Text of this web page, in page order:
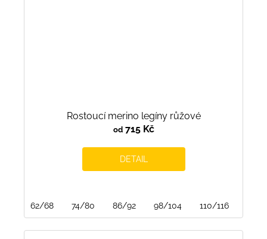
Rostoucí merino legíny růžové
od715 Kč
DETAIL
62/68 74/80 86/92 98/104 110/116